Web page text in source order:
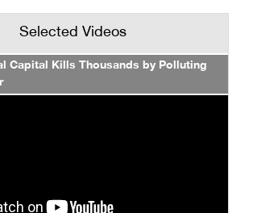
Selected Videos
Capital Kills Thousands by Polluting